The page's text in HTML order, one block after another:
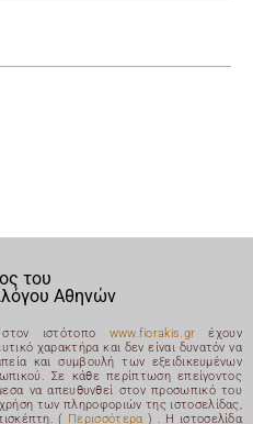
του
Αθηνών
ιστότοπο www.fiorakis.gr έχουν
χαρακτήρα και δεν είναι δυνατόν να
και συμβουλή των εξειδικευμένων
Σε κάθε περίπτωση επείγοντος
να απευθυνθεί στον προσωπικό του
των πληροφοριών της ιστοσελίδας,
( Περισσότερα ) . Η ιστοσελίδα